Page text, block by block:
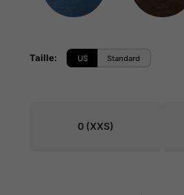
Taille: US Standard
0 (XXS)